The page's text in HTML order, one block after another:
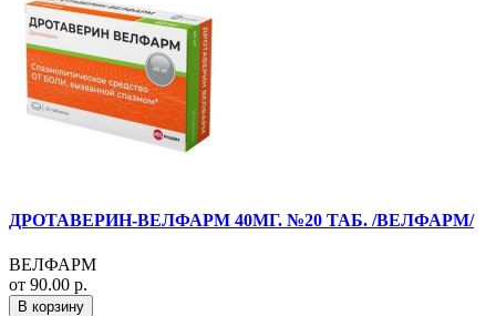
ДРОТАВЕРИН-ВЕЛФАРМ 40МГ. №20 ТАБ. /ВЕЛФАРМ/
ВЕЛФАРМ
от 90.00 р.
В корзину